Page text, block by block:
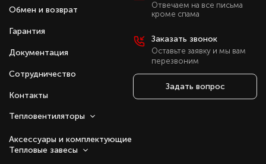
Обмен и возврат
Гарантия
Документация
Сотрудничество
Контакты
Тепловентиляторы
Аксессуары и комплектующие
Тепловые завесы
Отвечаем на все письма
кроме спама
Заказать звонок
Оставьте заявку и мы вам
перезвоним
Задать вопрос